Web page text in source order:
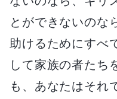
とができないのな
助けるためにすべ
して家族の者たち
も、あなたはそれ